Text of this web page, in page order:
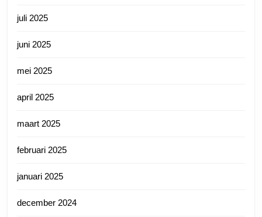
juli 2025
juni 2025
mei 2025
april 2025
maart 2025
februari 2025
januari 2025
december 2024